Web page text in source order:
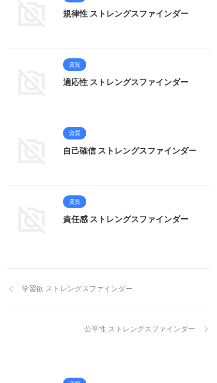
規律性 ストレングスファインダー
資質
適応性 ストレングスファインダー
資質
自己確信 ストレングスファインダー
資質
責任感 ストレングスファインダー
学習欲 ストレングスファインダー
公平性 ストレングスファインダー